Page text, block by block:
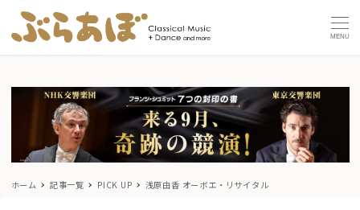
MENU
ホーム 記事一覧 PICK UP 浅原由香 オーボエ・リサイタル